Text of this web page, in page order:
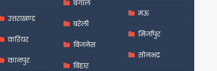
उत्तराखण्ड
करियर
कानपुर
बंगाल
बरेली
बिजनेस
बिहार
मऊ
मिर्जापुर
सोनभद्र